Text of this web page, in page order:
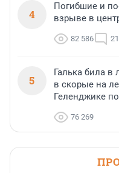
4
Погибшие и
взрыве в
82 586
5
Галька била в
в скорые на
Геленджике
76 269